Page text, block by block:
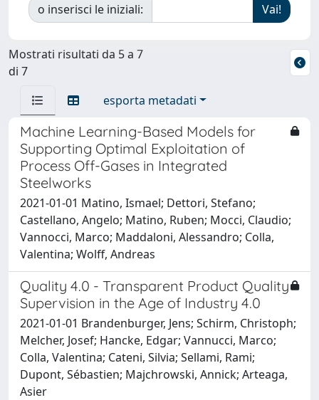
o inserisci le iniziali:
Mostrati risultati da 5 a 7
di 7
esporta metadati
Machine Learning-Based Models for
Supporting Optimal Exploitation of
Process Off-Gases in Integrated
Steelworks
2021-01-01 Matino, Ismael; Dettori, Stefano;
Castellano, Angelo; Matino, Ruben; Mocci, Claudio;
Vannocci, Marco; Maddaloni, Alessandro; Colla,
Valentina; Wolff, Andreas
Quality 4.0 - Transparent Product Quality
Supervision in the Age of Industry 4.0
2021-01-01 Brandenburger, Jens; Schirm, Christoph;
Melcher, Josef; Hancke, Edgar; Vannucci, Marco;
Colla, Valentina; Cateni, Silvia; Sellami, Rami;
Dupont, Sébastien; Majchrowski, Annick; Arteaga,
Asier